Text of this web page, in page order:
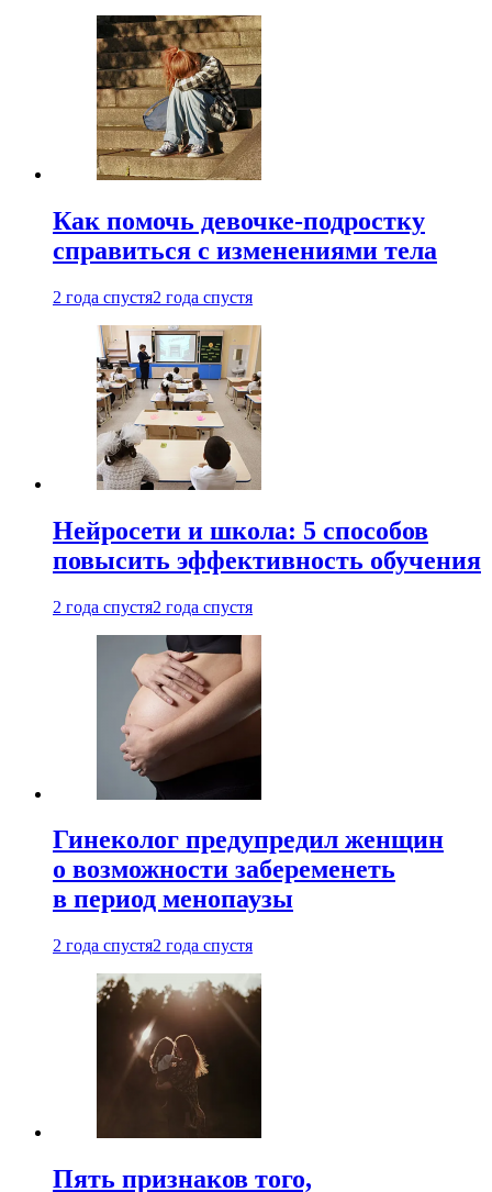
Как помочь девочке-подростку
справиться с изменениями тела
2 года спустя2 года спустя
Нейросети и школа: 5 способов
повысить эффективность обучения
2 года спустя2 года спустя
Гинеколог предупредил женщин
о возможности забеременеть
в период менопаузы
2 года спустя2 года спустя
Пять признаков того,